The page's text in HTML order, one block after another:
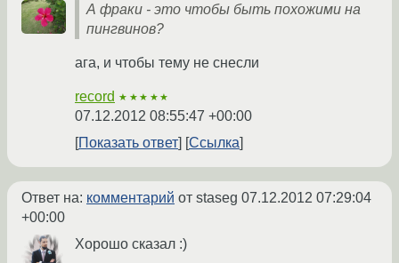
А фраки - это чтобы быть похожими на
пингвинов?
ага, и чтобы тему не снесли
record ★★★★★
07.12.2012 08:55:47 +00:00
Показать ответ
Ссылка
Ответ на: комментарий от staseg 07.12.2012 07:29:04
+00:00
Хорошо сказал :)